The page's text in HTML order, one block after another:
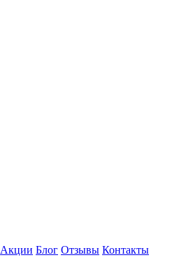
Акции Блог Отзывы Контакты